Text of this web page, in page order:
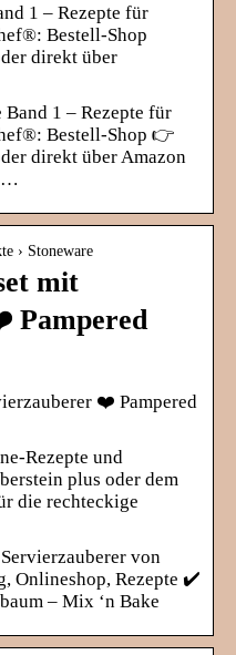
1 – Rezepte für
Bestell-Shop
direkt über
Band 1 – Rezepte für
Bestell-Shop 👉
direkt über Amazon
› Stoneware
mit
Pampered
❤️ Pampered
Rezepte und
plus oder dem
die rechteckige
von
Onlineshop, Rezepte ✔️
– Mix ‘n Bake